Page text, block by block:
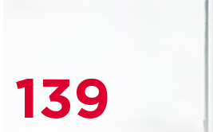
139